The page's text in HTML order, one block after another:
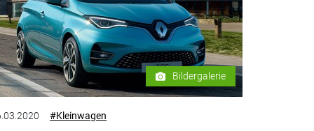
Bildergalerie
#Kleinwagen